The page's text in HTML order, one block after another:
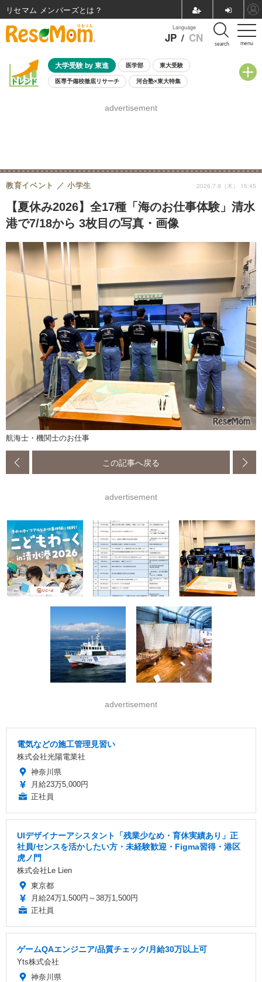
menu
Language
JP / CN search
大学受験 by 東進 医学部 東大受験
医専予備校徹底リサーチ 河合塾×東大特集
8月開催学校説明会・相談会
advertisement
【夏休み2026】全17種「海のお仕事体験」清水
港で7/18から 3枚目の写真・画像
教育イベント 小学生 2026.7.9（木） 15:45
航海士・機関士のお仕事
この記事へ戻る
advertisement
advertisement
電気などの施工管理見習い
株式会社光陽電業社
神奈川県
月給23万5,000円
正社員
UIデザイナーアシスタント「残業少なめ・育休実績あり」正
社員/センスを活かしたい方・未経験歓迎・Figma習得・港区
虎ノ門
株式会社Le Lien
東京都
月給24万1,500円～38万1,500円
正社員
ゲームQAエンジニア/品質チェック/月給30万以上可
Yts株式会社
神奈川県
リセマム メンバーズ